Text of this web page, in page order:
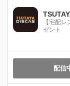
【宅配
ゼント
配信